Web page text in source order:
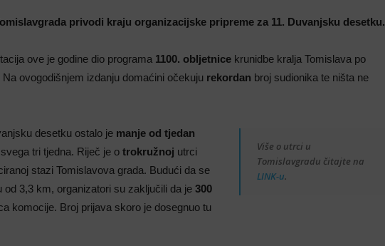
privodi kraju organizacijske pripreme za 11. Duvanjsku desetku.
ove je godine dio programa 1100. obljetnice krunidbe kralja Tomislava po
ovogodišnjem izdanju domaćini očekuju rekordan broj sudionika te ništa ne
Više o utrci u
Tomislavgradu čitajte na
LINK-u.
desetku ostalo je manje od tjedan
tri tjedna. Riječ je o trokružnoj utrci
stazi Tomislavova grada. Budući da se
od 3,3 km, organizatori su zaključili da je 300
komocije. Broj prijava skoro je dosegnuo tu